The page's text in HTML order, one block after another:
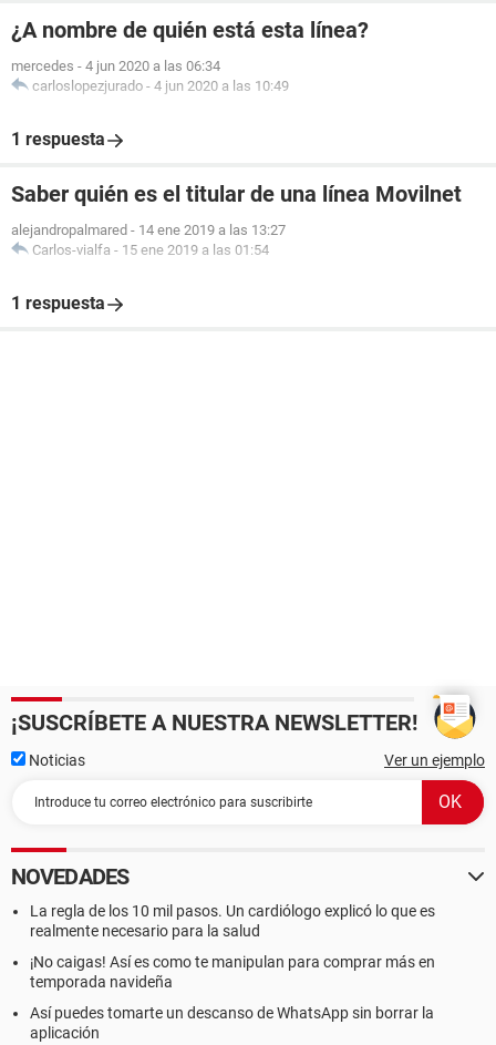
¿A nombre de quién está esta línea?
mercedes - 4 jun 2020 a las 06:34
carloslopezjurado - 4 jun 2020 a las 10:49
1 respuesta
Saber quién es el titular de una línea Movilnet
alejandropalmared - 14 ene 2019 a las 13:27
Carlos-vialfa - 15 ene 2019 a las 01:54
1 respuesta
¡SUSCRÍBETE A NUESTRA NEWSLETTER!
Noticias Ver un ejemplo
NOVEDADES
La regla de los 10 mil pasos. Un cardiólogo explicó lo que es
realmente necesario para la salud
¡No caigas! Así es como te manipulan para comprar más en
temporada navideña
Así puedes tomarte un descanso de WhatsApp sin borrar la
aplicación